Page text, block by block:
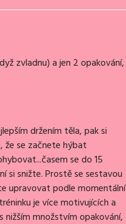
zvladnu) a jen 2 opakování,
držením těla, pak si
že se začnete hýbat
se do 15
si snižte. Prostě se sestavou
upravovat podle momentální
je více motivujících a
nižším množstvím opakování,